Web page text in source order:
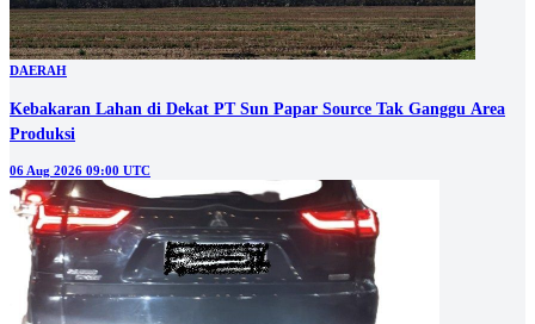
DAERAH
Kebakaran Lahan di Dekat PT Sun Papar Source Tak Ganggu Area
Produksi
06 Aug 2026 09:00 UTC